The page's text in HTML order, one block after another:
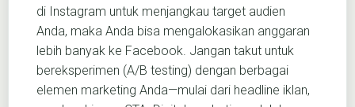
di Instagram untuk menjangkau target audien
Anda, maka Anda bisa mengalokasikan anggaran
lebih banyak ke Facebook. Jangan takut untuk
bereksperimen (A/B testing) dengan berbagai
elemen marketing Anda—mulai dari headline iklan,